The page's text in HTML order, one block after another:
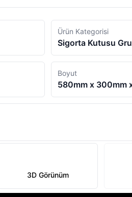
Ürün Kategorisi
Sigorta Kutusu
Boyut
580mm x 300mm
3D Görünüm